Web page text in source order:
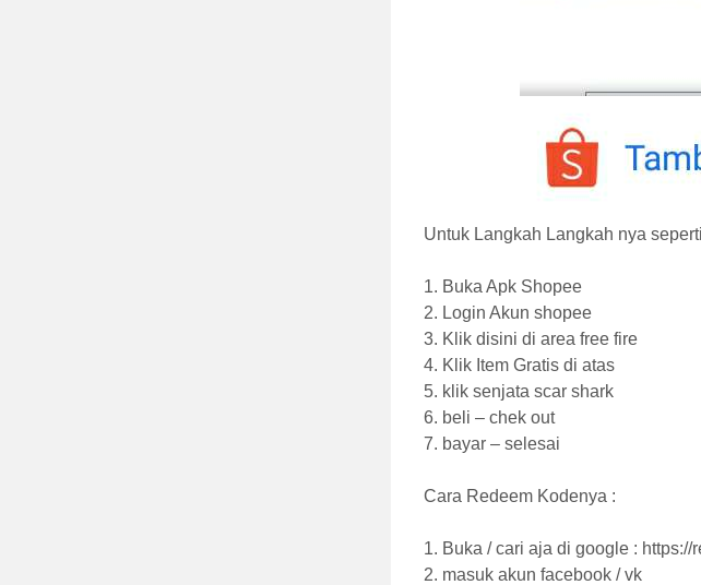
Untuk Langkah Langkah nya
1. Buka Apk Shopee
2. Login Akun shopee
3. Klik disini di area free fire
4. Klik Item Gratis di atas
5. klik senjata scar shark
6. beli – chek out
7. bayar – selesai
Cara Redeem Kodenya :
1. Buka / cari aja di google : https://
2. masuk akun facebook / vk